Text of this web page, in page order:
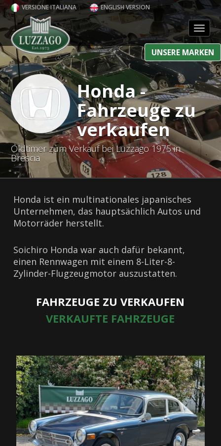
VERSIONE ITALIANA ENGLISH VERSION
UNSERE MARKEN
Honda -
Fahrzeuge zu
verkaufen
Oldtimer zum Verkauf bei Luzzago 1975 in
Brescia
Honda ist ein multinationales japanisches
Unternehmen, das hauptsächlich Autos und
Motorräder herstellt.
Soichiro Honda war auch dafür bekannt,
einen Rennwagen mit einem 8-Liter-8-
Zylinder-Flugzeugmotor auszustatten.
FAHRZEUGE ZU VERKAUFEN
VERKAUFTE FAHRZEUGE